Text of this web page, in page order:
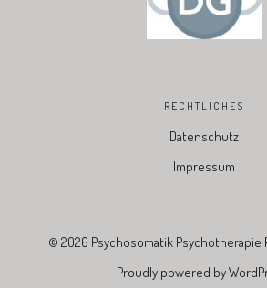
RECHTLICHES
Datenschutz
Impressum
© 2026 Psychosomatik Psychotherapie
Proudly powered by